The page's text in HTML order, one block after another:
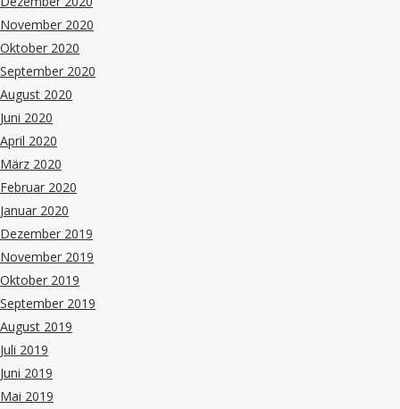
November 2020
Oktober 2020
September 2020
August 2020
Juni 2020
April 2020
März 2020
Februar 2020
Januar 2020
Dezember 2019
November 2019
Oktober 2019
September 2019
August 2019
Juli 2019
Juni 2019
Mai 2019